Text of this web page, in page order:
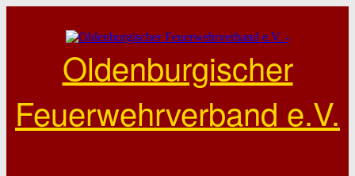
Oldenburgischer
Feuerwehrverband e.V.